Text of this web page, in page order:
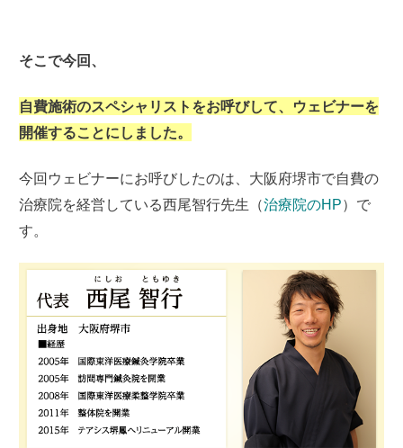
そこで今回、
自費施術のスペシャリストをお呼びして、ウェビナーを
開催することにしました。
今回ウェビナーにお呼びしたのは、大阪府堺市で自費の
治療院を経営している西尾智行先生（治療院のHP）で
す。